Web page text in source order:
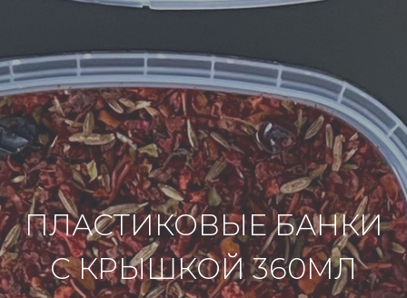
ПЛАСТИКОВЫЕ БАНКИ
С КРЫШКОЙ 360МЛ